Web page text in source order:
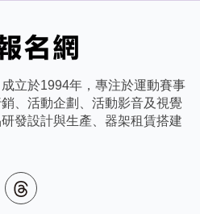
立於1994年，專注於運動賽事
、活動企劃、活動影音及視覺
發設計與生產、器架租賃搭建